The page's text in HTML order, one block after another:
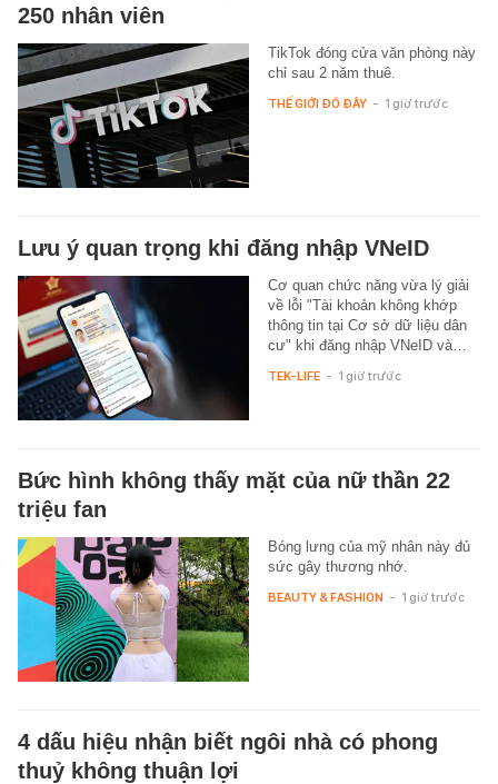
250 nhân viên
TikTok đóng cửa văn phòng này
chỉ sau 2 năm thuê.
THẾ GIỚI ĐÓ ĐÂY - 1 giờ trước
Lưu ý quan trọng khi đăng nhập VNeID
Cơ quan chức năng vừa lý giải
về lỗi "Tài khoản không khớp
thông tin tại Cơ sở dữ liệu dân
cư" khi đăng nhập VNeID và…
TEK-LIFE - 1 giờ trước
Bức hình không thấy mặt của nữ thần 22
triệu fan
Bóng lưng của mỹ nhân này đủ
sức gây thương nhớ.
BEAUTY & FASHION - 1 giờ trước
4 dấu hiệu nhận biết ngôi nhà có phong
thuỷ không thuận lợi